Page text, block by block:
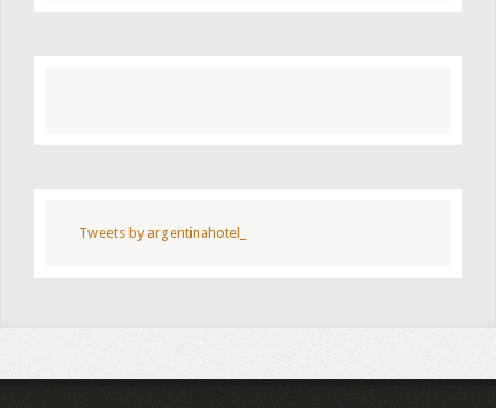
Tweets by argentinahotel_